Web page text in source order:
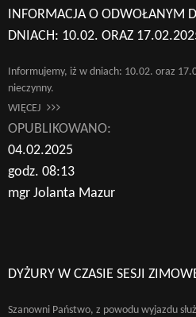
INFORMACJA O ODWOŁANYM
DNIACH: 10.02. ORAZ
Informujemy, iż w dniach: 10.02. oraz
nieczynny.
WIĘCEJ
OPUBLIKOWANO:
04.02.2025
godz. 08:13
mgr Jolanta Mazur
DYŻURY W CZASIE SESJI
Szanowni Państwo, z powodu wyjazdu